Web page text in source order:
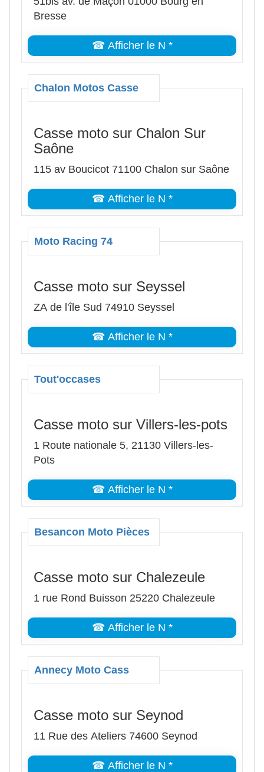
Bresse
☎ Afficher le N *
Chalon Motos Casse
Casse moto sur Chalon Sur
Saône
115 av Boucicot 71100 Chalon sur Saône
☎ Afficher le N *
Moto Racing 74
Casse moto sur Seyssel
ZA de l'île Sud 74910 Seyssel
☎ Afficher le N *
Tout'occases
Casse moto sur Villers-les-pots
1 Route nationale 5, 21130 Villers-les-
Pots
☎ Afficher le N *
Besancon Moto Pièces
Casse moto sur Chalezeule
1 rue Rond Buisson 25220 Chalezeule
☎ Afficher le N *
Annecy Moto Cass
Casse moto sur Seynod
11 Rue des Ateliers 74600 Seynod
☎ Afficher le N *